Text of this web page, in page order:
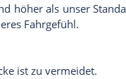
höher als unser
Fahrgefühl.
ist zu vermeidet.